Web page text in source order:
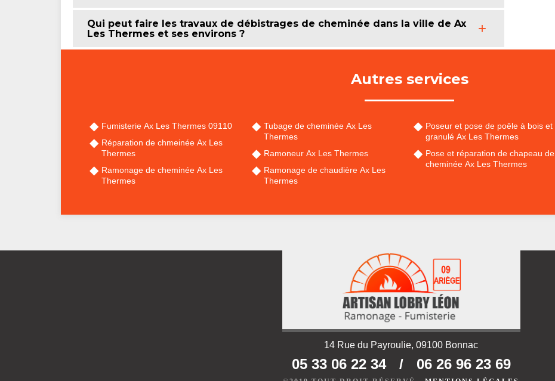
Qui peut faire les travaux de débistrages de cheminée dans la ville de Ax
Les Thermes et ses environs ?
Autres services
Fumisterie Ax Les Thermes 09110
Réparation de chmeinée Ax Les
Thermes
Ramonage de cheminée Ax Les
Thermes
Tubage de cheminée Ax Les
Thermes
Ramoneur Ax Les Thermes
Ramonage de chaudière Ax Les
Thermes
Poseur et pose de poêle à bois et
granulé Ax Les Thermes
Pose et réparation de chapeau de
cheminée Ax Les Thermes
14 Rue du Payroulie, 09100 Bonnac
05 33 06 22 34 / 06 26 96 23 69